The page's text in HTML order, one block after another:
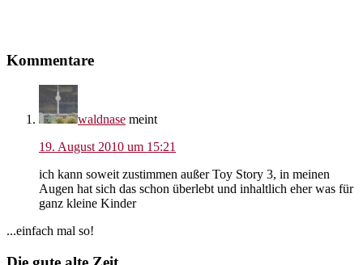
Interaktionen
Kommentare
waldnase meint
19. August 2010 um 15:21
ich kann soweit zustimmen außer Toy Story 3, in meinen
Augen hat sich das schon überlebt und inhaltlich eher was für
ganz kleine Kinder
Seitenspalte
...einfach mal so!